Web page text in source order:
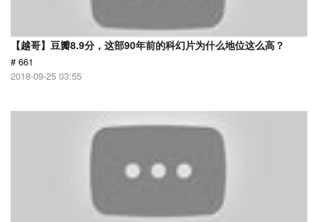
【越哥】豆瓣8.9分，这部90年前的科幻片为什么地位这么高？
# 661
2018-09-25 03:55